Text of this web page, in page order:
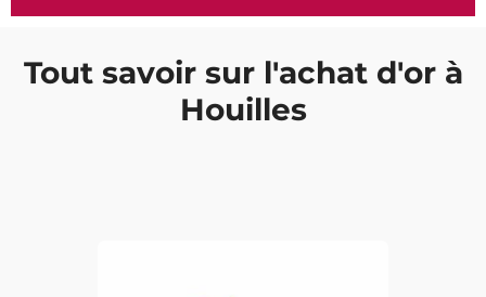
Tout savoir sur l'achat d'or à
Houilles